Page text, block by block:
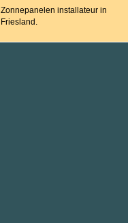
Zonnepanelen installateur in
Friesland.